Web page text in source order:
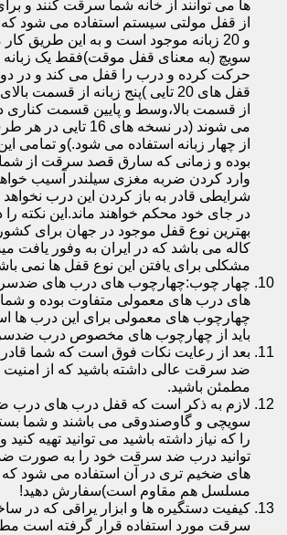
ها می توانند از خانه شما سرقت کنند و
و 20 زبانه موجود است و به این طریق
سویچ (به معنای قفل موقت)فقط یک زبانه
حرکت کرده و درب را قفل می کند و در دو
قفل های 20 تایی )پنج زبانه از قسمت
از قسمت بالا،وسط و پایین قسمت
می شوند (در نسخه های
از چهار زبانه استفاده می شود.)و تمامی
بوده و زمانی که سارق قصد سرقت از شما
وارد کردن ضربه مغزی سیلندر آسیب
شرایطی قادر به باز کردن این درب نخواهد
در جای خود محکم خواهند ماند.این نکته را
بهترین نوع قفل موجود در جهان برای
کاله می باشد که در ایران به وفور یافت
مشکلی برای یافتن این نوع قفل ها نمی
چهار چوب:چهارچوب های درب های
های درب های معمولی متفاوت بوده و شما
چهارچوب های معمولی برای این درب ها
باید از چهارچوب های مخصوص درب
بعد از رعایت نکات فوق است که شما
ضد سرقت عالی داشته باشید که از امنیت
مطمئن باشید.
لازم به ذکر است که قفل درب های درب
سویچی و گاوصندوقی می باشند و شما بسته
را که نیاز داشته باشید می توانید تهیه
توانید درب ضد سرقت خود را به صورت
های ضخیم تری در آن استفاده می شود که
مسلسل هم مقاوم است)سفارش دهید!
کیفیت دستگیره ها و ابزار یراقی که در
سرقت مورد استفاده قرار گرفته است